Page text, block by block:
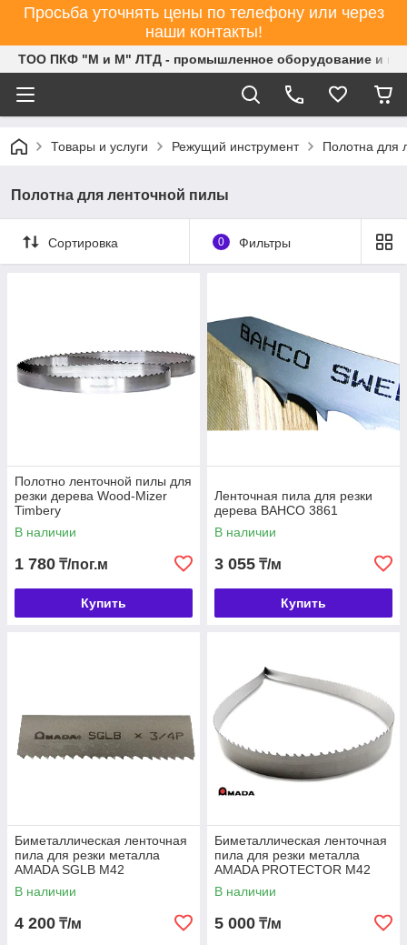
Просьба уточнять цены по телефону или через
наши контакты!
ТОО ПКФ "М и М" ЛТД - промышленное оборудование и
Товары и услуги Режущий инструмент Полотна для
Полотна для ленточной пилы
Сортировка 0 Фильтры
Полотно ленточной пилы для
резки дерева Wood-Mizer
Timbery
В наличии
1 780 ₸/пог.м
Купить
Ленточная пила для резки
дерева BAHCO 3861
В наличии
3 055 ₸/м
Купить
Биметаллическая ленточная
пила для резки металла
AMADA SGLB M42
В наличии
4 200 ₸/м
Биметаллическая ленточная
пила для резки металла
AMADA PROTECTOR M42
В наличии
5 000 ₸/м